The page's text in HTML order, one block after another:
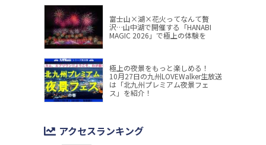
富士山×湖×花火ってなんて贅
沢…山中湖で開催する「HANABI
MAGIC 2026」で極上の体験を
極上の夜景をもっと楽しめる！
10月27日の九州LOVEWalker生放送
は「北九州プレミアム夜景フェ
ス」を紹介！
アクセスランキング